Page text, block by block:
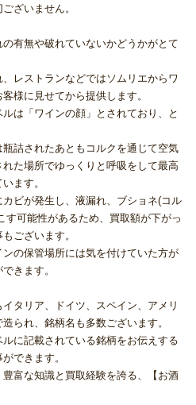
ざいません。
有無や破れていないかどうかがとて
レストランなどではソムリエからワ
様に見せてから提供します。
は「ワインの顔」とされており、と
詰されたあともコルクを通じて空気
た場所でゆっくりと呼吸をして最高
ます。
ビが発生し、液漏れ、ブショネ(コル
す可能性があるため、買取額が下がっ
ございます。
の保管場所には気を付けていた方が
きます。
タリア、ドイツ、スペイン、アメリ
られ、銘柄名も多数ございます。
に記載されている銘柄をお伝えする
できます。
富な知識と買取経験を誇る、【お酒